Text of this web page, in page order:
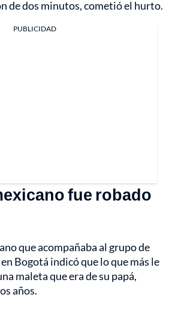
de dos minutos, cometió el hurto.
PUBLICIDAD
fue robado
que acompañaba al grupo de
Bogotá indicó que lo que más le
maleta que era de su papá,
años.